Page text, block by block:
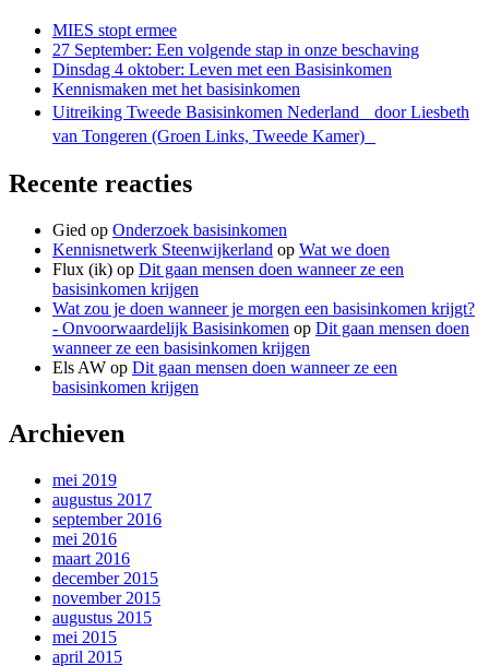
MIES stopt ermee
27 September: Een volgende stap in onze beschaving
Dinsdag 4 oktober: Leven met een Basisinkomen
Kennismaken met het basisinkomen
Uitreiking Tweede Basisinkomen Nederland door Liesbeth
van Tongeren (Groen Links, Tweede Kamer)
Recente reacties
Gied op Onderzoek basisinkomen
Kennisnetwerk Steenwijkerland op Wat we doen
Flux (ik) op Dit gaan mensen doen wanneer ze een
basisinkomen krijgen
Wat zou je doen wanneer je morgen een basisinkomen krijgt?
- Onvoorwaardelijk Basisinkomen op Dit gaan mensen doen
wanneer ze een basisinkomen krijgen
Els AW op Dit gaan mensen doen wanneer ze een
basisinkomen krijgen
Archieven
mei 2019
augustus 2017
september 2016
mei 2016
maart 2016
december 2015
november 2015
augustus 2015
mei 2015
april 2015